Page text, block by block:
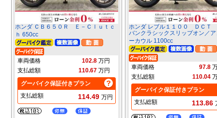
ホンダ ＣＢ６５０Ｒ Ｅ－Ｃｌｕｔｃ
ｈ 650cc
車両価格 102.8 万円
支払総額
110.67 万円
グーバイク保証付きプラン
支払総額
114.49 万円
ホンダ レブル１１００ ＤＣＴ
バンクラシックスリップオン／
ーカウル 1100cc
車両価格 97.8
支払総額
110.04
グーバイク保証付きプラン
支払総額
113.86